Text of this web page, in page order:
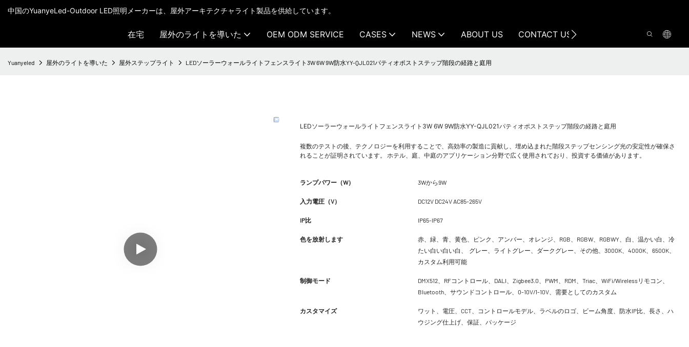
中国のYuanyeLed-Outdoor LED照明メーカーは、屋外アーキテクチャライト製品を供給しています。
在宅 屋外のライトを導いた OEM ODM SERVICE CASES NEWS ABOUT US CONTACT US
Yuanyeled 屋外のライトを導いた 屋外ステップライト LEDソーラーウォールライトフェンスライト3W 6W 9W防水YY-QJL021パティオポストステップ階段の経路と庭用
LEDソーラーウォールライトフェンスライト3W 6W 9W防水YY-QJL021パティオポストステップ階段の経路と庭用
複数のテストの後、テクノロジーを利用することで、高効率の製造に貢献し、埋め込まれた階段ステップセンシング光の安定性が確保さ
れることが証明されています。 ホテル、庭、中庭のアプリケーション分野で広く使用されており、投資する価値があります。
ランプパワー（W） 3Wから9W
入力電圧（V） DC12V DC24V AC85-265V
IP比 IP65-IP67
色を放射します
赤、緑、青、黄色、ピンク、アンバー、オレンジ、RGB、RGBW、RGBWY、白、温かい白、冷
たい白い白い白、 グレー、ライトグレー、ダークグレー、その他、3000K、4000K、6500K、
カスタム利用可能
制御モード
DMX512、RFコントロール、DALI、Zigbee3.0、PWM、RDM、Triac、WiFi/Wirelessリモコン、
Bluetooth、サウンドコントロール、0-10V/1-10V、需要としてのカスタム
カスタマイズ
ワット、電圧、CCT、コントロールモデル、ラベルのロゴ、ビーム角度、防水IP比、長さ、ハ
ウジング仕上げ、保証、パッケージ